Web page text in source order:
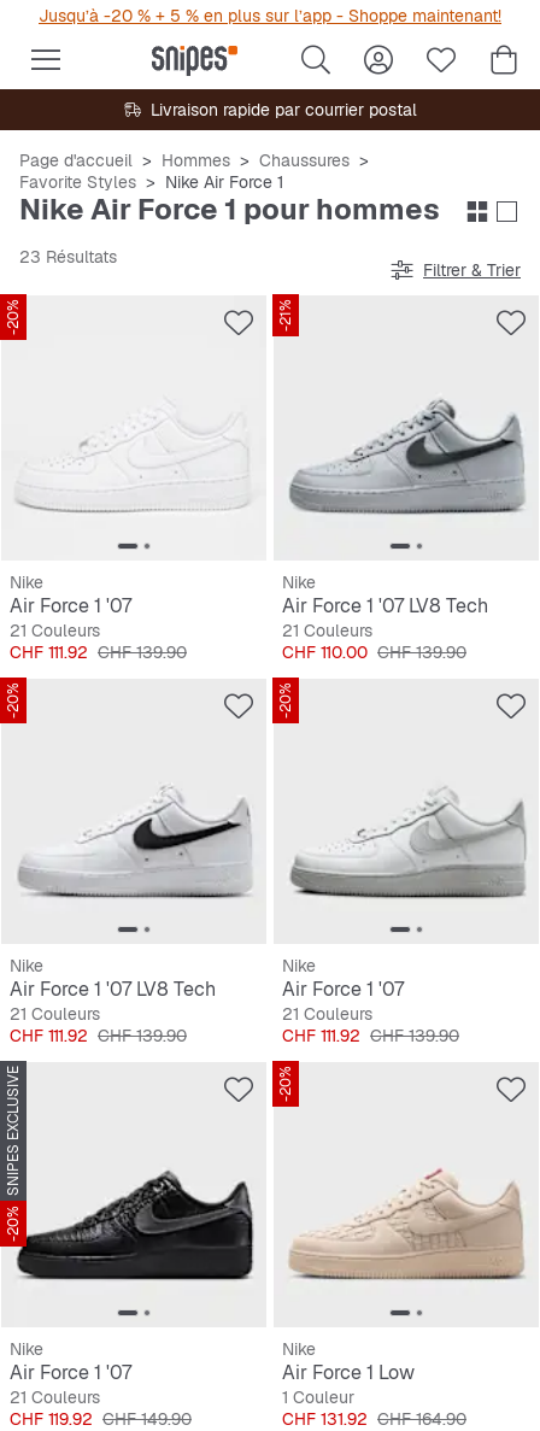
Jusqu’à -20 % + 5 % en plus sur l’app - Shoppe maintenant!
Livraison rapide par courrier postal
Page d'accueil Hommes
Chaussures
Favorite Styles
Nike Air Force 1
Nike Air Force 1 pour hommes
23 Résultats
Filtrer & Trier
-20%
Nike
Air Force 1 '07
21 Couleurs
Prix
CHF 111.92 Prix original
CHF 139.90
-21%
Nike
Air Force 1 '07 LV8 Tech
21 Couleurs
Prix
CHF 110.00 Prix original
CHF 139.90
-20%
Nike
Air Force 1 '07 LV8 Tech
21 Couleurs
Prix
CHF 111.92 Prix original
CHF 139.90
-20%
Nike
Air Force 1 '07
21 Couleurs
Prix
CHF 111.92 Prix original
CHF 139.90
SNIPES EXCLUSIVE
-20%
Nike
Air Force 1 '07
21 Couleurs
Prix
CHF 119.92 Prix original
CHF 149.90
-20%
Nike
Air Force 1 Low
1 Couleur
Prix
CHF 131.92 Prix original
CHF 164.90